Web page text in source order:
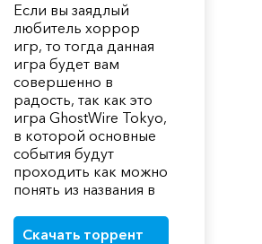
Если вы заядлый
любитель хоррор
игр, то тогда данная
игра будет вам
совершенно в
радость, так как это
игра GhostWire Tokyo,
в которой основные
события будут
проходить как можно
понять из названия в
Скачать торрент